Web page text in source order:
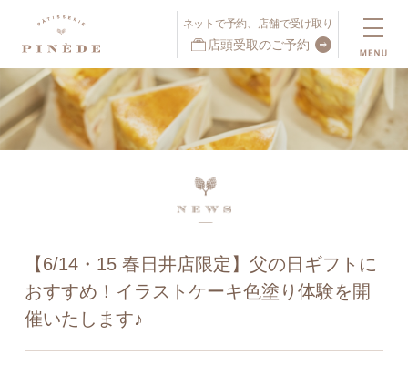
ネットで予約、店舗で受け取り
店頭受取のご予約
ネットで予約、店舗で受け取り
店頭受取予約受付中！
【6/14・15 春日井店限定】父の日ギフトに
おすすめ！イラストケーキ色塗り体験を開
催いたします♪